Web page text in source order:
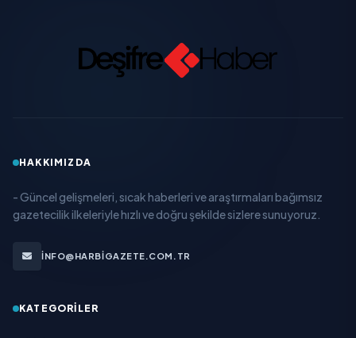
HAKKIMIZDA
- Güncel gelişmeleri, sıcak haberleri ve araştırmaları bağımsız
gazetecilik ilkeleriyle hızlı ve doğru şekilde sizlere sunuyoruz.
INFO@HARBIGAZETE.COM.TR
KATEGORILER